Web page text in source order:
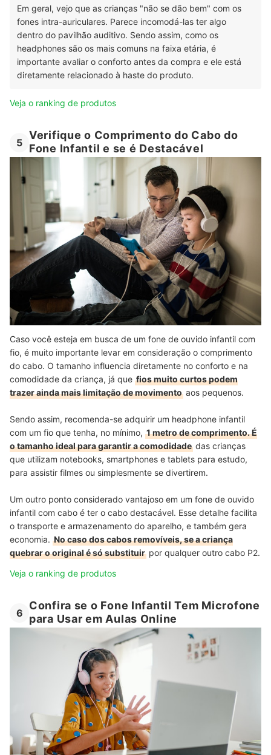
Em geral, vejo que as crianças "não se dão bem" com os
fones intra-auriculares. Parece incomodá-las ter algo
dentro do pavilhão auditivo. Sendo assim, como os
headphones são os mais comuns na faixa etária, é
importante avaliar o conforto antes da compra e ele está
diretamente relacionado à haste do produto.
Veja o ranking de produtos
5
Verifique o Comprimento do Cabo do
Fone Infantil e se é Destacável
Caso você esteja em busca de um fone de ouvido infantil com
fio, é muito importante levar em consideração o comprimento
do cabo. O tamanho influencia diretamente no conforto e na
comodidade da criança, já que fios muito curtos podem
trazer ainda mais limitação de movimento aos pequenos.
Sendo assim, recomenda-se adquirir um headphone infantil
com um fio que tenha, no mínimo, 1 metro de comprimento. É
o tamanho ideal para garantir a comodidade das crianças
que utilizam notebooks, smartphones e tablets para estudo,
para assistir filmes ou simplesmente se divertirem.
Um outro ponto considerado vantajoso em um fone de ouvido
infantil com cabo é ter o cabo destacável. Esse detalhe facilita
o transporte e armazenamento do aparelho, e também gera
economia. No caso dos cabos removíveis, se a criança
quebrar o original é só substituir por qualquer outro cabo P2.
Veja o ranking de produtos
6
Confira se o Fone Infantil Tem Microfone
para Usar em Aulas Online